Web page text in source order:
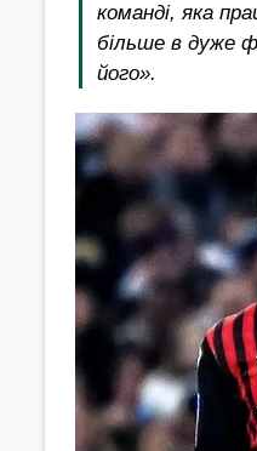
команді, яка
більше в дуже
його».